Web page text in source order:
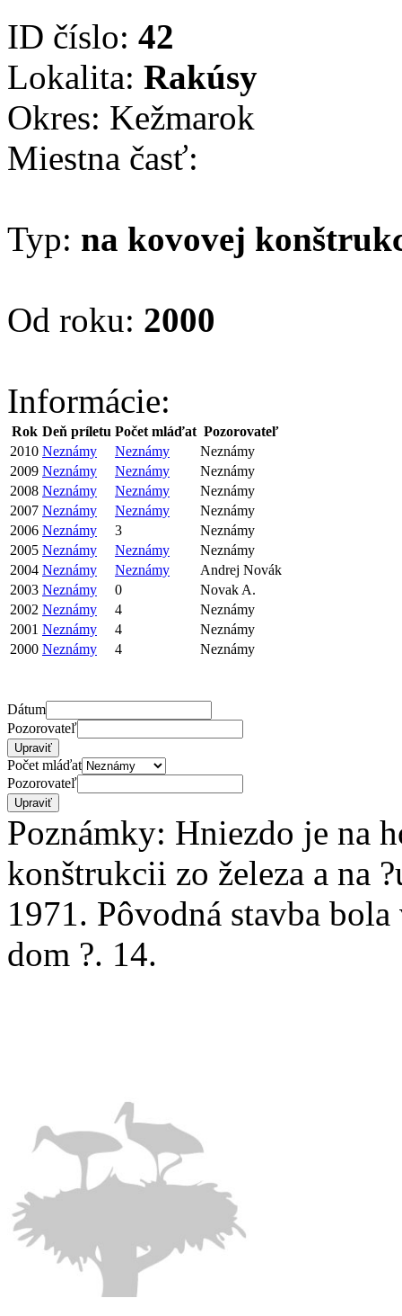
ID číslo: 42
Lokalita: Rakúsy
Okres: Kežmarok
Miestna časť:
Typ: na kovovej
Od roku: 2000
Informácie:
Rok Deň príletu Počet mláďat Pozorovateľ
2010 Neznámy Neznámy
Neznámy
2009 Neznámy Neznámy
Neznámy
2008 Neznámy Neznámy
Neznámy
2007 Neznámy Neznámy
Neznámy
2006 Neznámy 3
Neznámy
2005 Neznámy Neznámy
Neznámy
2004 Neznámy Neznámy
Andrej Novák
2003 Neznámy 0
Novak A.
2002 Neznámy 4
Neznámy
2001 Neznámy 4
Neznámy
2000 Neznámy 4 Neznámy
Dátum
Pozorovateľ
Počet mláďat
Pozorovateľ
Poznámky: Hniezdo je na
konštrukcii zo železa a na
1971. Pôvodná stavba
dom ?. 14.